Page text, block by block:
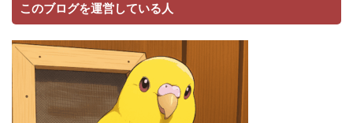
このブログを運営している人